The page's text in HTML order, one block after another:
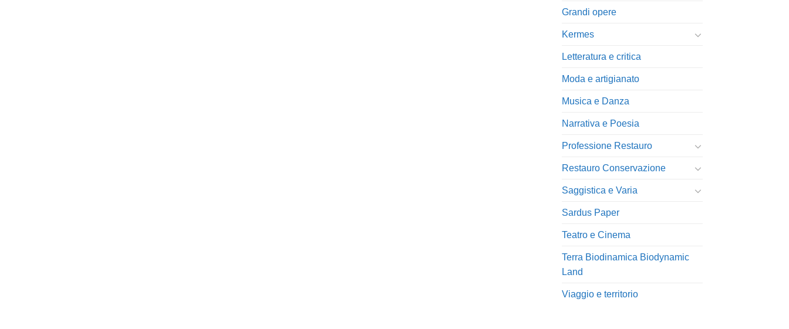
Grandi opere
Kermes
Letteratura e critica
Moda e artigianato
Musica e Danza
Narrativa e Poesia
Professione Restauro
Restauro Conservazione
Saggistica e Varia
Sardus Paper
Teatro e Cinema
Terra Biodinamica Biodynamic
Land
Viaggio e territorio